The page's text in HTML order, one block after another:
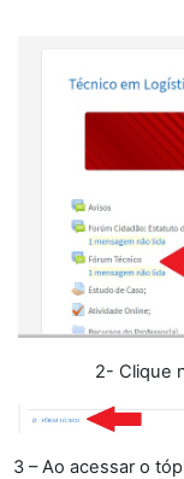
2- Clique
3 – Ao acessar o